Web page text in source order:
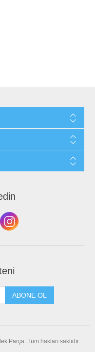
ABONE OL
Parça. Tüm hakları saklıdır.